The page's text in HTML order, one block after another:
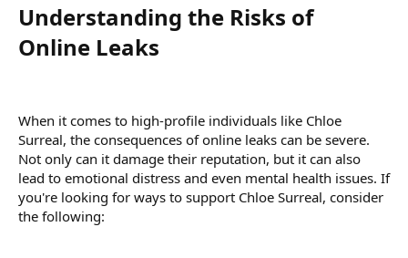
Understanding the Risks of
Online Leaks​
When it comes to high-profile individuals like Chloe
Surreal, the consequences of online leaks can be severe.
Not only can it damage their reputation, but it can also
lead to emotional distress and even mental health issues. If
you're looking for ways to support Chloe Surreal, consider
the following: